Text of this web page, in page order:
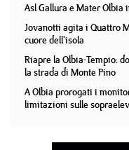
Asl Gallura e Mater
Jovanotti agita i Quattro
cuore dell'isola
Riapre la Olbia-Tempio:
la strada di Monte Pino
A Olbia prorogati i
limitazioni sulle